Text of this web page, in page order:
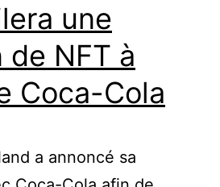
une
NFT à
Coca-Cola
a annoncé sa